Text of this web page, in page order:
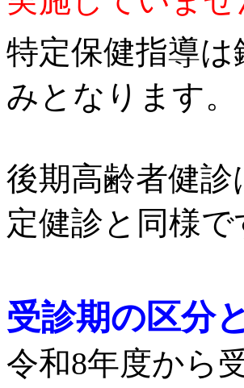
特定保健指導
みとなります。
後期高齢者健
定健診と同様で
受診期の区分
令和8年度から